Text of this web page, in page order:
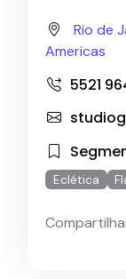
Rio de
Americas
5521
Eclética